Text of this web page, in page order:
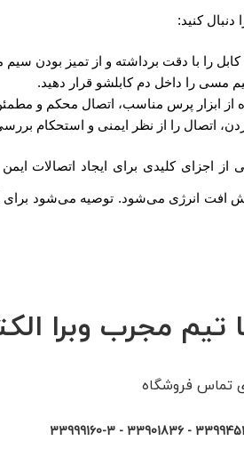
کنید:
کابل را با دقت برداشته و از تمیز بودن
مسی را داخل دم کابلشو قرار دهید.
از ابزار پرس مناسب، اتصال محکم و
اتصال را از نظر ایمنی و استحکام
دم بلند مسی سایز 95 یکی از اجزای کلیدی
انرژی می‌شود. توصیه می‌شود برای
تیم مجرب وبرا
تماس فروشگاه